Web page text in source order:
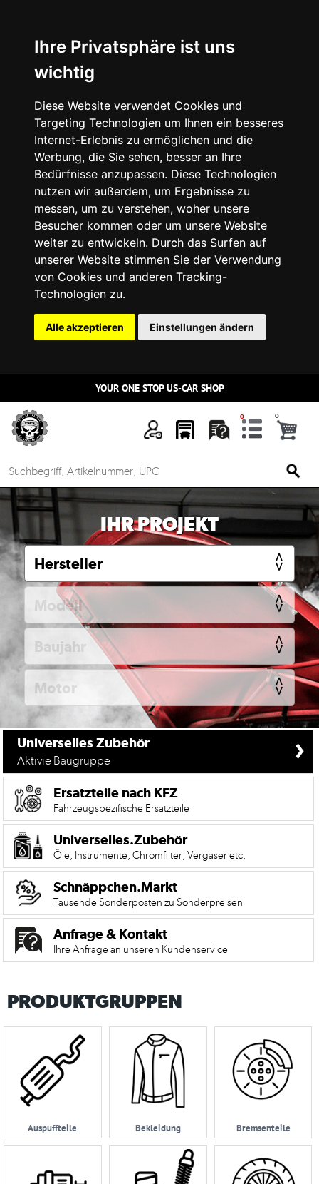
Ihre Privatsphäre ist uns
wichtig
Diese Website verwendet Cookies und
Targeting Technologien um Ihnen ein besseres
Internet-Erlebnis zu ermöglichen und die
Werbung, die Sie sehen, besser an Ihre
Bedürfnisse anzupassen. Diese Technologien
nutzen wir außerdem, um Ergebnisse zu
messen, um zu verstehen, woher unsere
Besucher kommen oder um unsere Website
weiter zu entwickeln. Durch das Surfen auf
unserer Website stimmen Sie der Verwendung
von Cookies und anderen Tracking-
Technologien zu.
Alle akzeptieren Einstellungen ändern
n
YOUR ONE STOP US-CAR SHOP
Mein
Account
Anmelden
Ersatzteilsuche
KFZ
Zubehör
Anfrage
&
Kontaktformular
Garage
Carport
Impressum
AGB
Zahlungsmöglichkeiten
Widerrufsbelehrung
Datenschutzerklärung
IHR PROJEKT
Universelles Zubehör
Aktivie Baugruppe ›
Ersatzteile nach KFZ
Fahrzeugspezifische Ersatzteile
Universelles.Zubehör
Öle, Instrumente, Chromfilter, Vergaser etc.
Schnäppchen.Markt
Tausende Sonderposten zu Sonderpreisen
Anfrage & Kontakt
Ihre Anfrage an unseren Kundenservice
PRODUKTGRUPPEN
Auspuffteile Bekleidung Bremsenteile